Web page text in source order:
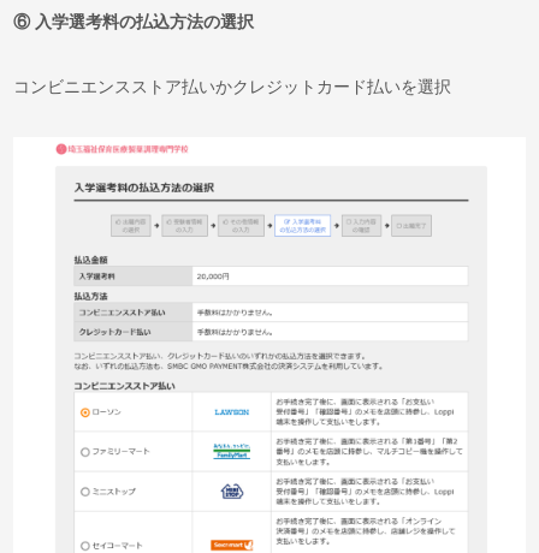
⑥入学選考料の払込方法の選択
コンビニエンスストア払いかクレジットカード払いを選択